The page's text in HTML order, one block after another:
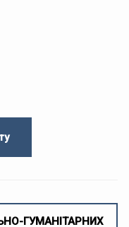
ГУМАНІТАРНИХ